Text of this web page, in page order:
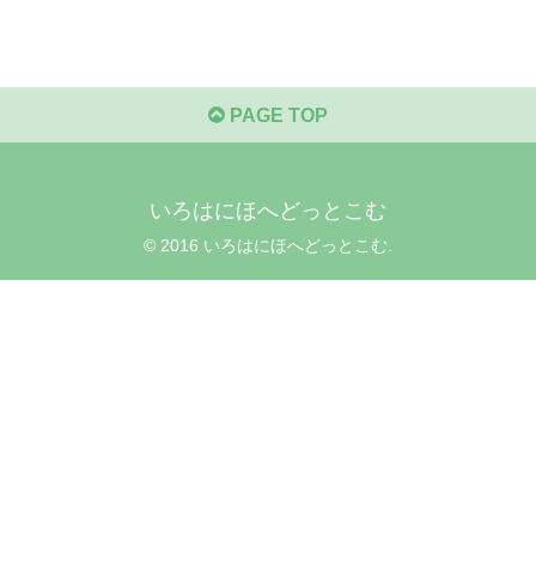
PAGE TOP
いろはにほへどっとこむ
© 2016 いろはにほへどっとこむ.